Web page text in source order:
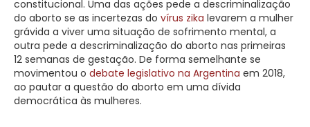
constitucional. Uma das ações pede a descriminalização
do aborto se as incertezas do vírus zika levarem a mulher
grávida a viver uma situação de sofrimento mental, a
outra pede a descriminalização do aborto nas primeiras
12 semanas de gestação. De forma semelhante se
movimentou o debate legislativo na Argentina em 2018,
ao pautar a questão do aborto em uma dívida
democrática às mulheres.